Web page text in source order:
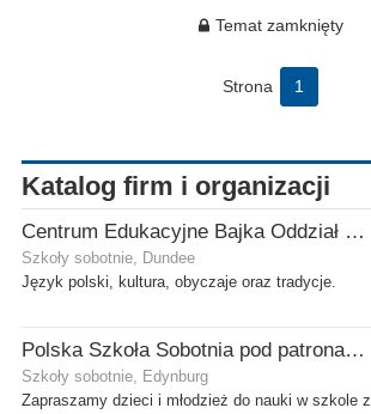
Temat zamknięty
Strona 1
Katalog firm i organizacji
Centrum Edukacyjne Bajka Oddział w Dundee
Szkoły sobotnie, Dundee
Język polski, kultura, obyczaje oraz tradycje.
Polska Szkoła Sobotnia pod patronatem SPK w Edynburgu - Filia Stenhouse
Szkoły sobotnie, Edynburg
Zapraszamy dzieci i młodzież do nauki w szkole z